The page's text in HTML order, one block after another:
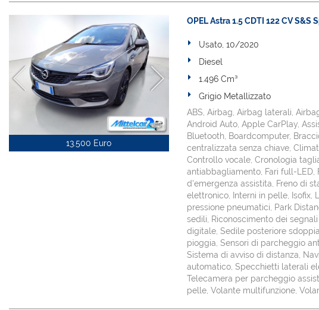
13.500 Euro
OPEL Astra 1.5 CDTI 122 CV S&S
Usato, 10/2020
Diesel
1.496 Cm³
Grigio Metallizzato
ABS, Airbag, Airbag laterali,
Android Auto, Apple CarPlay,
Bluetooth, Boardcomputer,
centralizzata senza chiave,
Controllo vocale, Cronologia
antiabbagliamento, Fari full-LED,
d'emergenza assistita, Freno di
elettronico, Interni in pelle, Isofix,
pressione pneumatici, Park
sedili, Riconoscimento dei
digitale, Sedile posteriore
pioggia, Sensori di parcheggio
Sistema di avviso di distanza,
automatico, Specchietti laterali
Telecamera per parcheggio
pelle, Volante multifunzione,